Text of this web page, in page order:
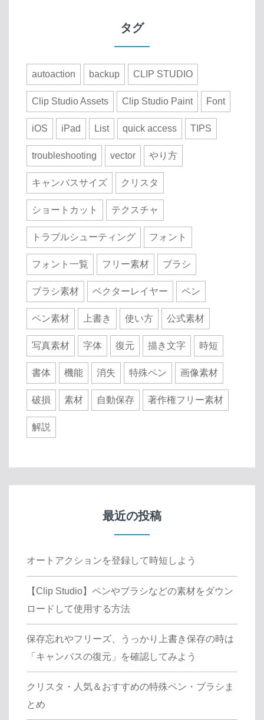
タグ
autoaction backup CLIP STUDIO
Clip Studio Assets Clip Studio Paint Font
iOS iPad List quick access TIPS
troubleshooting vector やり方
キャンバスサイズ クリスタ
ショートカット テクスチャ
トラブルシューティング フォント
フォント一覧 フリー素材 ブラシ
ブラシ素材 ベクターレイヤー ペン
ペン素材 上書き 使い方 公式素材
写真素材 字体 復元 描き文字 時短
書体 機能 消失 特殊ペン 画像素材
破損 素材 自動保存 著作権フリー素材
解説
最近の投稿
オートアクションを登録して時短しよう
【Clip Studio】ペンやブラシなどの素材をダウン
ロードして使用する方法
保存忘れやフリーズ、うっかり上書き保存の時は
「キャンバスの復元」を確認してみよう
クリスタ・人気＆おすすめの特殊ペン・ブラシま
とめ